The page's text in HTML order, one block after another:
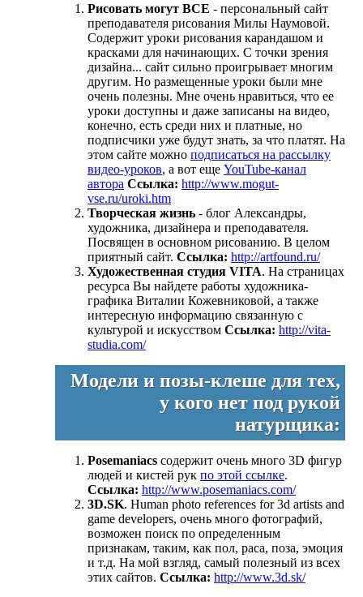
Рисовать могут ВСЕ - персональный сайт
преподавателя рисования Милы Наумовой.
Содержит уроки рисования карандашом и
красками для начинающих. С точки зрения
дизайна... сайт сильно проигрывает многим
другим. Но размещенные уроки были мне
очень полезны. Мне очень нравиться, что ее
уроки доступны и даже записаны на видео,
конечно, есть среди них и платные, но
подписчики уже будут знать, за что платят. На
этом сайте можно подписаться на рассылку
видео-уроков, а вот еще YouTube-канал
автора Ссылка: http://www.mogut-
vse.ru/uroki.htm
Творческая жизнь - блог Александры,
художника, дизайнера и преподавателя.
Посвящен в основном рисованию. В целом
приятный сайт. Ссылка: http://artfound.ru/
Художественная студия VITA. На страницах
ресурса Вы найдете работы художника-
графика Виталии Кожевниковой, а также
интересную информацию связанную с
культурой и искусством Ссылка: http://vita-
studia.com/
Модели и позы-клеше для тех,
у кого нет под рукой
натурщика:
Posemaniacs содержит очень много 3D фигур
людей и кистей рук по этой ссылке.
Ссылка: http://www.posemaniacs.com/
3D.SK. Human photo references for 3d artists and
game developers, очень много фотографий,
возможен поиск по определенным
признакам, таким, как пол, раса, поза, эмоция
и т.д. На мой взгляд, самый полезный из всех
этих сайтов. Ссылка: http://www.3d.sk/